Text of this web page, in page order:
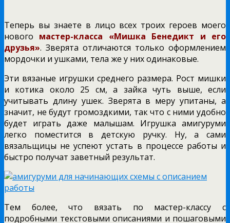
Теперь вы знаете в лицо всех троих героев моего
нового мастер-класса «Мишка Бенедикт и его
друзья». Зверята отличаются только оформлением
мордочки и ушками, тела же у них одинаковые.
Эти вязаные игрушки среднего размера. Рост мишки
и котика около 25 см, а зайка чуть выше, если
учитывать длину ушек. Зверята в меру упитаны, а
значит, не будут громоздкими, так что с ними удобно
будет играть даже малышам. Игрушка амигуруми
легко поместится в детскую ручку. Ну, а сами
вязальщицы не успеют устать в процессе работы и
быстро получат заветный результат.
Тем более, что вязать по мастер-классу с
подробными текстовыми описаниями и пошаговыми